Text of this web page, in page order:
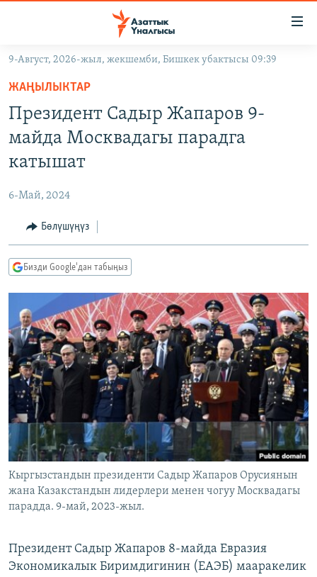
Навигацияга
өтүңүз
Издөөгө
салыңызКЫРГЫЗСТАН
МАДАНИЯТ
ДҮЙНӨ
ТВ ПРОГРАММАЛАР
БҮГҮН АЗАТТЫКТА
ДАНИСТЕ
ЭЖЕ-СИҢДИЛЕР
АЗАТТЫК+
ЫҢГАЙСЫЗ СУРООЛОР
ПОДКАСТ
Русский
ОНЛАЙН ШЕРИНЕ
ЭЕ/АРнун бардык сайттары
9-Август, 2026-жыл, жекшемби, Бишкек убактысы 09:39
ЖАҢЫЛЫКТАР
Президент Садыр Жапаров 9-
майда Москвадагы парадга
катышат
6-Май, 2024
Бөлүшүңүз
Бизди Google'дан табыңыз
Кыргызстандын президенти Садыр Жапаров Орусиянын
жана Казакстандын лидерлери менен чогуу Москвадагы
парадда. 9-май, 2023-жыл.
Президент Садыр Жапаров 8-майда Евразия
Экономикалык Биримдигинин (ЕАЭБ) мааракелик